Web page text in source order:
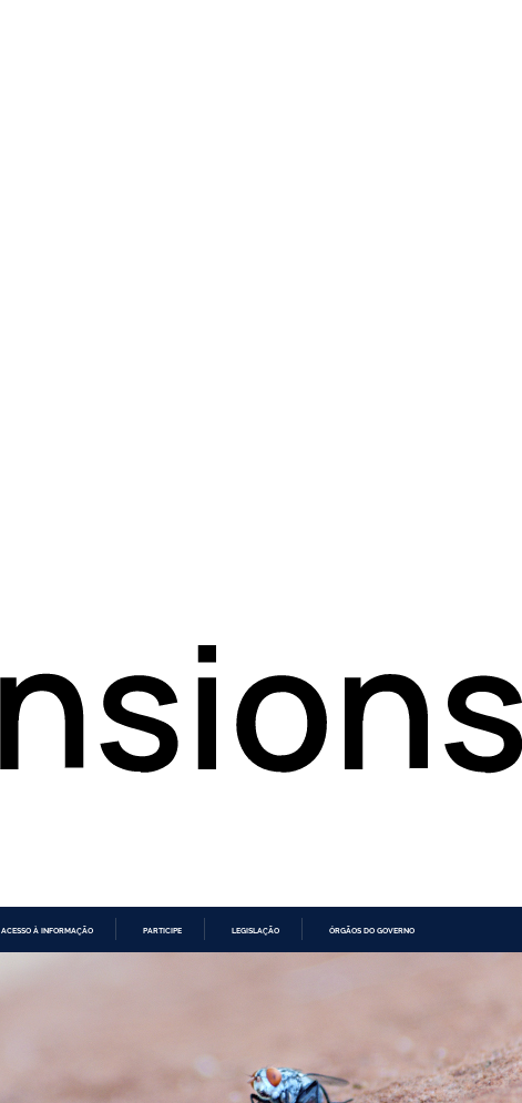
ACESSO À INFORMAÇÃO PARTICIPE LEGISLAÇÃO ÓRGÃOS DO GOVERNO